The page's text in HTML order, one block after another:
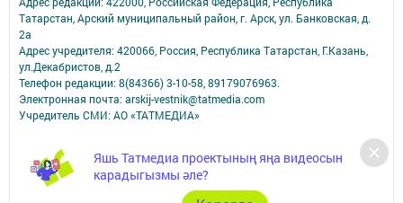
Яшь Татмедиа проектының яңа видеосын
карадыгызмы әле?
Татарстан, Арский муниципальный район, г. Арск, ул. Банковская, д.
2а
Адрес учредителя: 420066, Россия, Республика Татарстан, Г.Казань,
ул.Декабристов, д.2
Телефон редакции: 8(84366) 3-10-58, 89179076963.
Электронная почта: arskij-vestnik@tatmedia.com
Учредитель СМИ: АО «ТАТМЕДИА»
Антикоррупционная политика
АО «ТАТМЕДИА» использует «cookie»для персонализации сервисов и
удобства пользователей сайтом.
Использование «cookie» можно отменить в настройках браузера.